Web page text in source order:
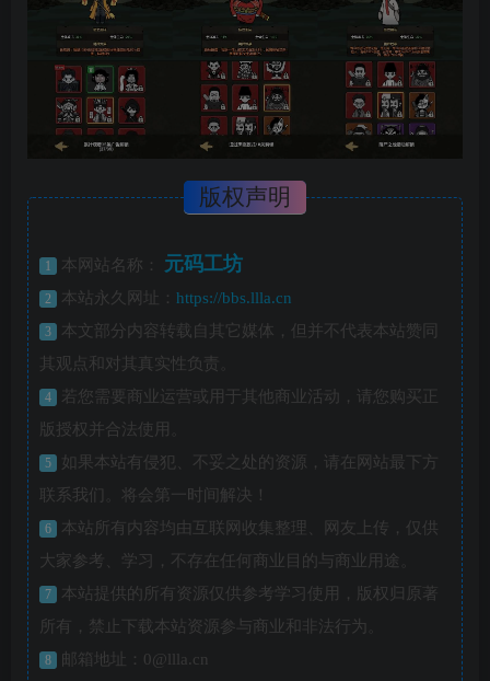
版权声明
1 本网站名称： 元码工坊
2 本站永久网址： https://bbs.llla.cn
3
本文部分内容转载自其它媒体，但并不代表本站赞同
其观点和对其真实性负责。
4
若您需要商业运营或用于其他商业活动，请您购买正
版授权并合法使用。
5
如果本站有侵犯、不妥之处的资源，请在网站最下方
联系我们。将会第一时间解决！
6
本站所有内容均由互联网收集整理、网友上传，仅供
大家参考、学习，不存在任何商业目的与商业用途。
7
本站提供的所有资源仅供参考学习使用，版权归原著
所有，禁止下载本站资源参与商业和非法行为。
8 邮箱地址：0@llla.cn